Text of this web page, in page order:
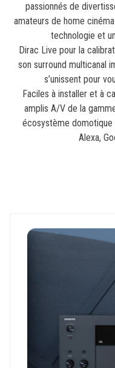
passionnés de
amateurs de home
technologie et
Dirac Live pour la
son surround multicanal
s’unissent pour
Faciles à installer et à
amplis A/V de la
écosystème domotique
Alexa,